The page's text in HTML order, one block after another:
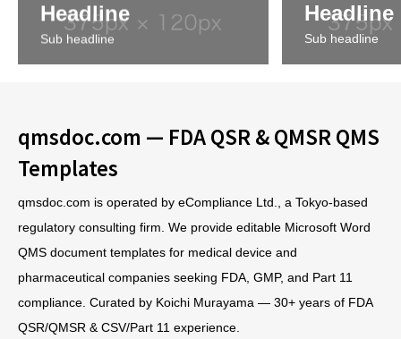
Headline
Sub headline
Headline
Sub headline
qmsdoc.com — FDA QSR & QMSR QMS
Templates
qmsdoc.com is operated by eCompliance Ltd., a Tokyo-based
regulatory consulting firm. We provide editable Microsoft Word
QMS document templates for medical device and
pharmaceutical companies seeking FDA, GMP, and Part 11
compliance. Curated by Koichi Murayama — 30+ years of FDA
QSR/QMSR & CSV/Part 11 experience.